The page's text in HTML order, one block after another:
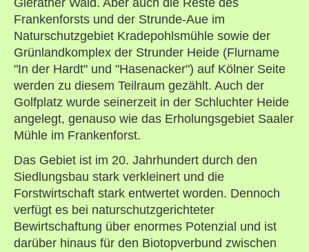
Gierather Wald. Aber auch die Reste des
Frankenforsts und der Strunde-Aue im
Naturschutzgebiet Kradepohlsmühle sowie der
Grünlandkomplex der Strunder Heide (Flurname
"In der Hardt" und "Hasenacker") auf Kölner Seite
werden zu diesem Teilraum gezählt. Auch der
Golfplatz wurde seinerzeit in der Schluchter Heide
angelegt, genauso wie das Erholungsgebiet Saaler
Mühle im Frankenforst.
Das Gebiet ist im 20. Jahrhundert durch den
Siedlungsbau stark verkleinert und die
Forstwirtschaft stark entwertet worden. Dennoch
verfügt es bei naturschutzgerichteter
Bewirtschaftung über enormes Potenzial und ist
darüber hinaus für den Biotopverbund zwischen